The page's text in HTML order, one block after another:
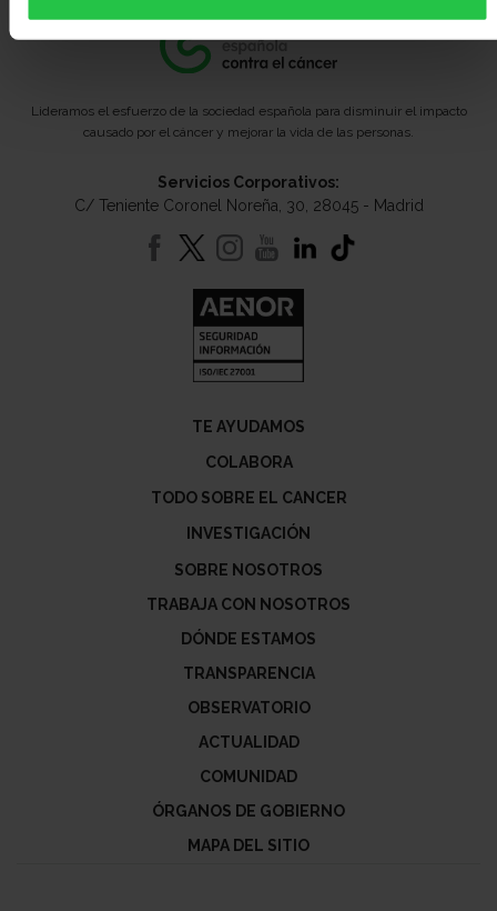
Lideramos el esfuerzo de la sociedad española para disminuir el impacto
causado por el cáncer y mejorar la vida de las personas.
Servicios Corporativos:
C/ Teniente Coronel Noreña, 30, 28045 - Madrid
TE AYUDAMOS
COLABORA
TODO SOBRE EL CANCER
INVESTIGACIÓN
SOBRE NOSOTROS
TRABAJA CON NOSOTROS
DÓNDE ESTAMOS
TRANSPARENCIA
OBSERVATORIO
ACTUALIDAD
COMUNIDAD
ÓRGANOS DE GOBIERNO
MAPA DEL SITIO